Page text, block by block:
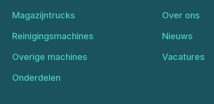
Magazijntrucks
Reinigingsmachines
Overige machines
Onderdelen
Over ons
Nieuws
Vacatures